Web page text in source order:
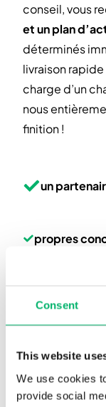
Consent
This website
We use cookies
provide social
conseil, vous
et un plan
déterminés
livraison
charge d’un
nous
finition !
un
propres
une
livraison clé
des